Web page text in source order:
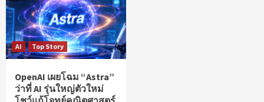
AI Top Story
OpenAI เผยโฉม “Astra”
ว่าที่ AI รุ่นใหญ่ตัวใหม่